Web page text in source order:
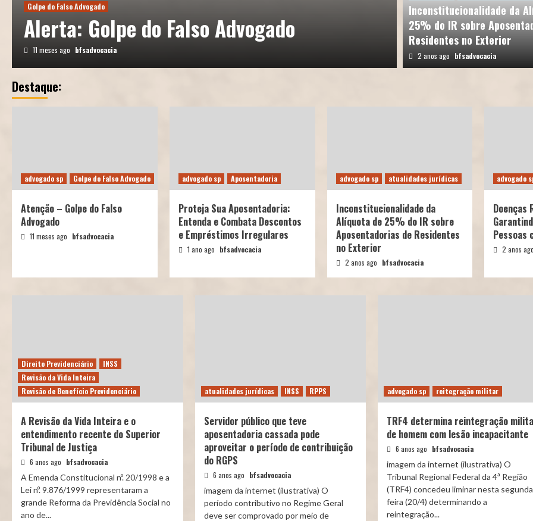
Golpe do Falso Advogado
Alerta: Golpe do Falso Advogado
11 meses ago bfsadvocacia
advogado sp Golpe do Falso
Atenção –
Inconstitucionalidade da
25% do IR sobre
Residentes no Exterior
2 anos ago bfsadvocacia
Destaque:
advogado sp Golpe do Falso Advogado
Atenção – Golpe do Falso
Advogado
11 meses ago bfsadvocacia
advogado sp Aposentadoria
Proteja Sua Aposentadoria:
Entenda e Combata Descontos
e Empréstimos Irregulares
1 ano ago bfsadvocacia
advogado sp atualidades jurídicas
Inconstitucionalidade da
Alíquota de 25% do IR sobre
Aposentadorias de Residentes
no Exterior
2 anos ago bfsadvocacia
advogado
Doenças
Pessoas
2 anos ago
Direito Previdenciário
INSS
Revisão da Vida Inteira
Revisão de Benefício Previdenciário
A Revisão da Vida Inteira e o
entendimento recente do Superior
Tribunal de Justiça
6 anos ago bfsadvocacia
A Emenda Constitucional nº. 20/1998 e a
Lei nº. 9.876/1999 representaram a
grande Reforma da Previdência Social no
ano de...
atualidades jurídicas INSS RPPS
Servidor público que teve
aposentadoria cassada pode
aproveitar o período de contribuição
do RGPS
6 anos ago bfsadvocacia
imagem da internet (ilustrativa) O
período contributivo no Regime Geral
deve ser comprovado por meio de
advogado sp reitegração militar
TRF4 determina reintegração
de homem com lesão incapacitante
6 anos ago bfsadvocacia
imagem da internet (ilustrativa) O
Tribunal Regional Federal da 4ª Região
(TRF4) concedeu liminar nesta
feira (20/4) determinando a
reintegração...